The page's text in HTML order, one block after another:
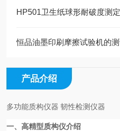
HP501卫生纸球形耐破度测
恒品油墨印刷摩擦试验机的
产品介绍
多功能质构仪器 韧性检测仪器
一、高精型质构仪介绍